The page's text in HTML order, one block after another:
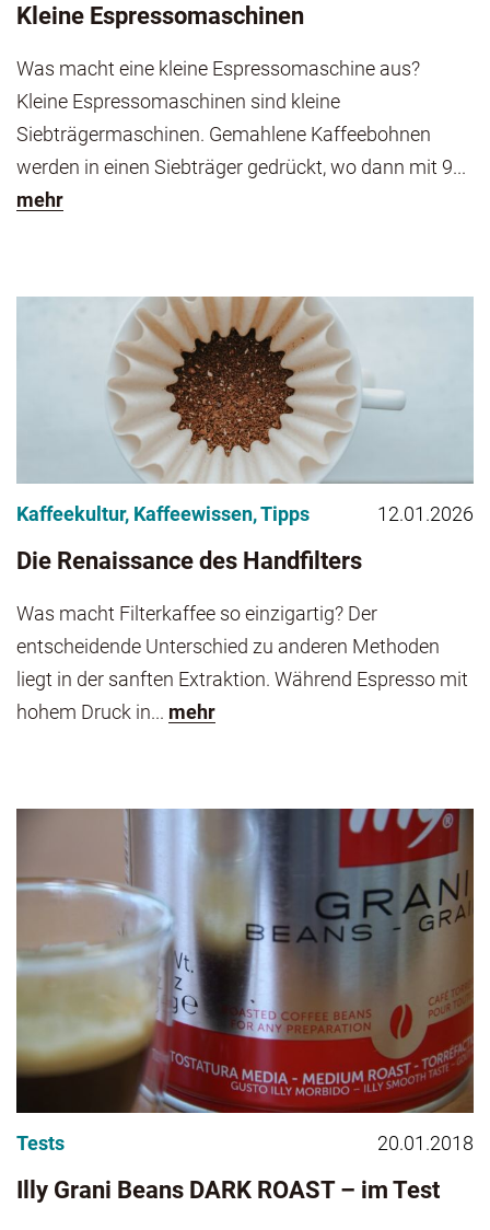
Kleine Espressomaschinen
Was macht eine kleine Espressomaschine aus?
Kleine Espressomaschinen sind kleine
Siebträgermaschinen. Gemahlene Kaffeebohnen
werden in einen Siebträger gedrückt, wo dann mit 9...
mehr
Kaffeekultur, Kaffeewissen,Tipps 12.01.2026
Die Renaissance des Handfilters
Was macht Filterkaffee so einzigartig? Der
entscheidende Unterschied zu anderen Methoden
liegt in der sanften Extraktion. Während Espresso mit
hohem Druck in... mehr
Tests 20.01.2018
Illy Grani Beans DARK ROAST – im Test